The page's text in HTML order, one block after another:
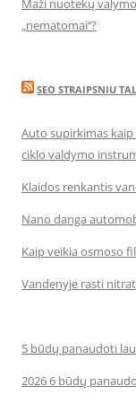
Maži nuotekų
„nematomai‘‘?
SEO STRAIPSNIU
Auto supirkimas
ciklo valdymo
Klaidos renkantis
Nano danga
Kaip veikia osmoso
Vandenyje rasti
5 būdų panaudoti
2026 6 būdų